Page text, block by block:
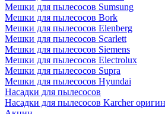
Мешки для пылесосов Sumsung
Мешки для пылесосов Bork
Мешки для пылесосов Elenberg
Мешки для пылесосов Scarlett
Мешки для пылесосов Siemens
Мешки для пылесосов Electrolux
Мешки для пылесосов Supra
Мешки для пылесосов Hyundai
Насадки для пылесосов
Насадки для пылесосов Karcher